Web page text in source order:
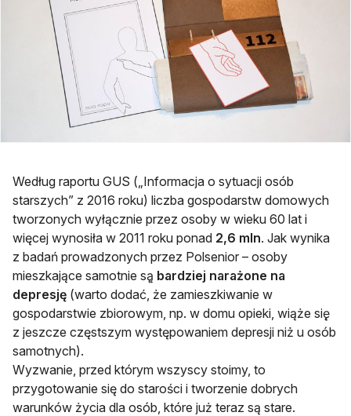
Według raportu GUS („Informacja o sytuacji osób
starszych” z 2016 roku) liczba gospodarstw domowych
tworzonych wyłącznie przez osoby w wieku 60 lat i
więcej wynosiła w 2011 roku ponad 2,6 mln. Jak wynika
z badań prowadzonych przez Polsenior – osoby
mieszkające samotnie są̨ bardziej narażone na
depresję (warto dodać, że zamieszkiwanie w
gospodarstwie zbiorowym, np. w domu opieki, wiąże się̨
z jeszcze częstszym występowaniem depresji niż̇ u osób
samotnych).
Wyzwanie, przed którym wszyscy stoimy, to
przygotowanie się do starości i tworzenie dobrych
warunków życia dla osób, które już teraz są stare.